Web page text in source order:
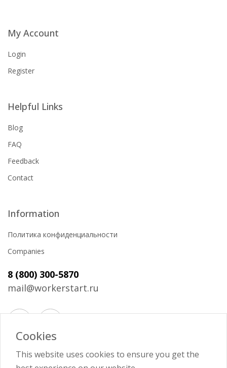
My Account
Login
Register
Helpful Links
Blog
FAQ
Feedback
Contact
Information
Политика конфиденциальности
Companies
8 (800) 300-5870
mail@workerstart.ru
Cookies
This website uses cookies to ensure you get the